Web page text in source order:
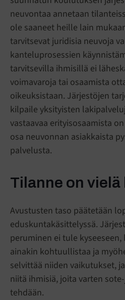
neuvontaa annetaan
ole saaneet heille lain
tarvitsevat juridisia neuvoja
kanteluprosessien
tarvitsevilla ihmisillä ei
voimavaroja tai osaamista
oikeuksistaan. Järjestöjen
kilpaile yksityisten
vastaavaa erityisosaamista
osa neuvonnan asiakkaista
palvelusta.
Tilanne on
Avustusten taso päätetään
eduskuntakäsittelyssä.
peruminen ei tule
ainakin kohtuullistaa ja
selvittää niiden vaikutukset,
niitä ihmisiä, joita varten
tehdään.